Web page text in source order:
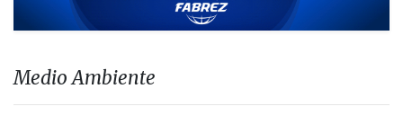
Medio Ambiente